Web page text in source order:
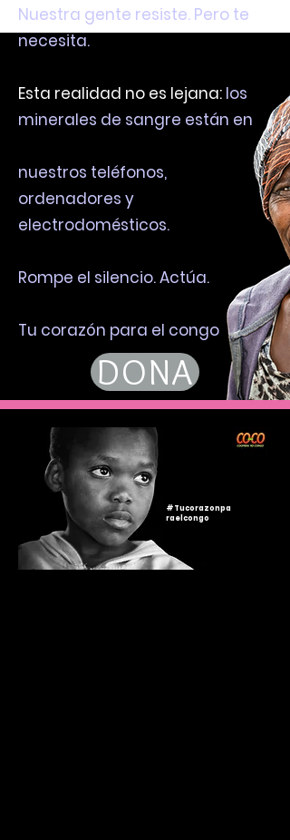
Nuestra gente resiste. Pero te
necesita.
Esta realidad no es lejana: los
minerales de sangre están en
nuestros teléfonos,
ordenadores y
electrodomésticos.
Rompe el silencio. Actúa.
Tu corazón para el congo
DONA
#Tucorazonpa
raelcongo